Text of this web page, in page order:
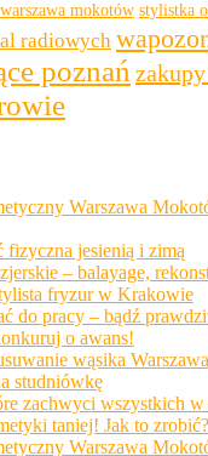
mokotów stylistka
radiowych
poznań
Warszawa
fizyczna jesienią i zimą
– balayage,
fryzur w Krakowie
do pracy – bądź
o awans!
wąsika
studniówkę
zachwyci wszystkich
taniej! Jak to zrobić?
Warszawa